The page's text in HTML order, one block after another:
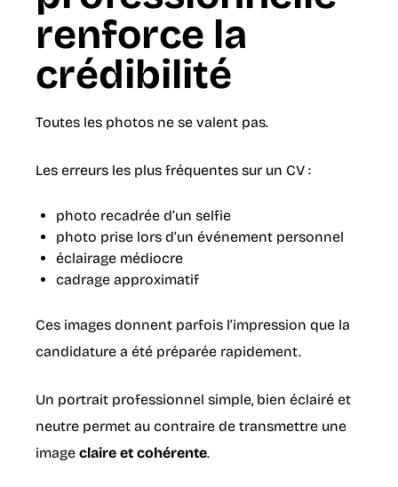
renforce la
crédibilité
Toutes les photos ne se valent pas.
Les erreurs les plus fréquentes sur un CV :
photo recadrée d’un selfie
photo prise lors d’un événement personnel
éclairage médiocre
cadrage approximatif
Ces images donnent parfois l’impression que la
candidature a été préparée rapidement.
Un portrait professionnel simple, bien éclairé et
neutre permet au contraire de transmettre une
image claire et cohérente.